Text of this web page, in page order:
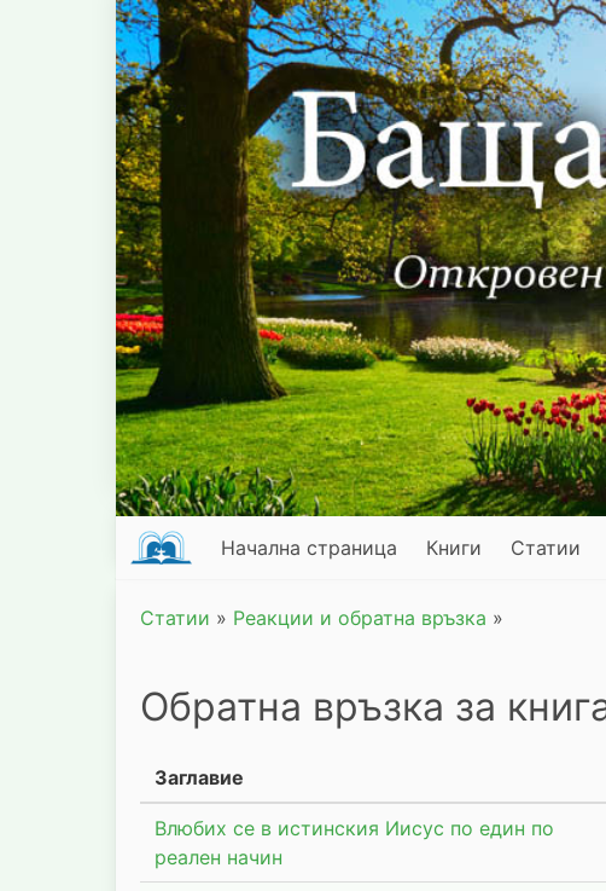
Начална страница Книги Статии
Статии » Реакции и обратна връзка »
Обратна връзка за
Заглавие
Влюбих се в истинския Иисус по един по
реален начин